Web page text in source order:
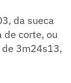
da sueca
de corte, ou
3m24s13,